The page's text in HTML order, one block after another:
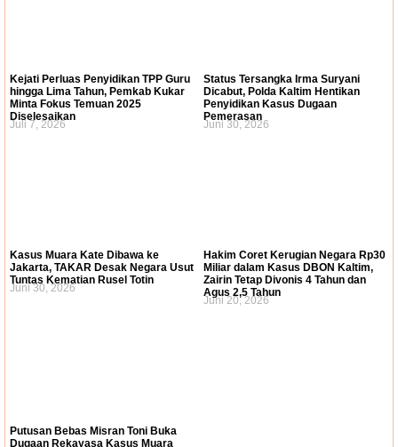
Kejati Perluas Penyidikan TPP Guru
hingga Lima Tahun, Pemkab Kukar
Minta Fokus Temuan 2025
Diselesaikan
Juli 7, 2026
Status Tersangka Irma Suryani
Dicabut, Polda Kaltim Hentikan
Penyidikan Kasus Dugaan
Pemerasan
Juni 30, 2026
Kasus Muara Kate Dibawa ke
Jakarta, TAKAR Desak Negara Usut
Tuntas Kematian Rusel Totin
Juni 30, 2026
Hakim Coret Kerugian Negara Rp30
Miliar dalam Kasus DBON Kaltim,
Zairin Tetap Divonis 4 Tahun dan
Agus 2,5 Tahun
Juni 20, 2026
Putusan Bebas Misran Toni Buka
Dugaan Rekayasa Kasus Muara